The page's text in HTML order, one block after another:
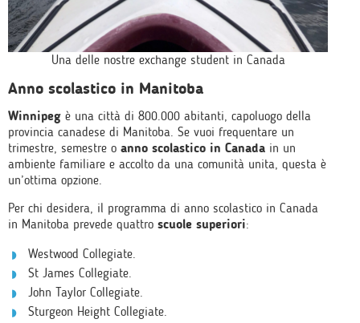
Una delle nostre exchange student in Canada
Anno scolastico in Manitoba
Winnipeg è una città di 800.000 abitanti, capoluogo della
provincia canadese di Manitoba. Se vuoi frequentare un
trimestre, semestre o anno scolastico in Canada in un
ambiente familiare e accolto da una comunità unita, questa è
un’ottima opzione.
Per chi desidera, il programma di anno scolastico in Canada
in Manitoba prevede quattro scuole superiori:
Westwood Collegiate.
St James Collegiate.
John Taylor Collegiate.
Sturgeon Height Collegiate.